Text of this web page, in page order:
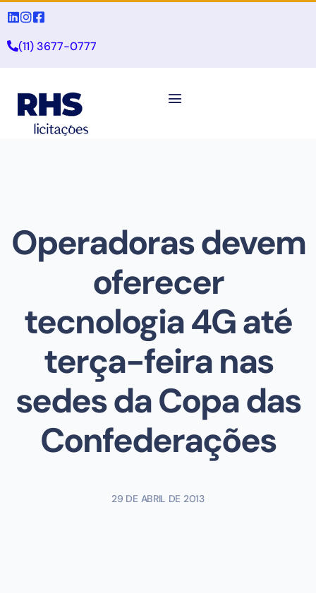
(11) 3677-0777
Operadoras devem
oferecer
tecnologia 4G até
terça-feira nas
sedes da Copa das
Confederações
29 DE ABRIL DE 2013